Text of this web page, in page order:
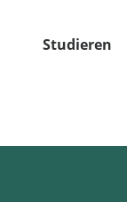
Studieren